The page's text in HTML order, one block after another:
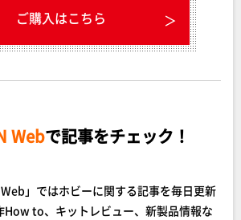
ご購入はこちら
Webで記事をチェック！
」ではホビーに関する記事を毎日更新
How to、キットレビュー、新製品情報な